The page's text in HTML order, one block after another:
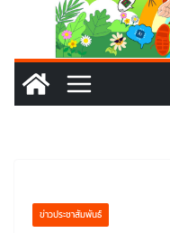
ข่าวประชาสัมพันธ์